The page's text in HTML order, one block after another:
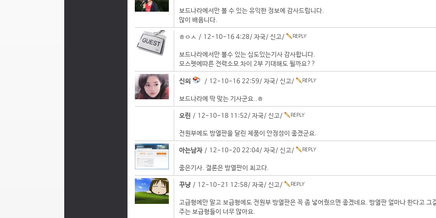
보드나라에서만 볼 수 있는 유익한 정보에 감사드립니다.
많이 배웁니다.
ㅎㅇㅅ / 12-10-16 4:28/ 자국/ 신고/
보드나라에서만 볼수 있는 심도있는기사 감사합니다.
모스펫에따른 전력소모 차이 2부 기대해도 될까요??
신의 / 12-10-16 22:59/ 자국/ 신고/
보드나라에 딱 맞는 기사군요..ㅎ
오린 / 12-10-18 11:52/ 자국/ 신고/
전원부에도 방열판을 달린 제품이 안정성이 좋겠군요.
아는남자 / 12-10-20 22:04/ 자국/ 신고/
좋은기사. 결론은 방열판이 최고다.
꾸냥 / 12-10-21 12:58/ 자국/ 신고/
고급형에만 말고 보급형에도 전원부 방열판은 꼭 좀 넣어줬으면 좋겠네요. 방열판 얼마나 한다고 그
주는 보급형들이 너무 많아요.